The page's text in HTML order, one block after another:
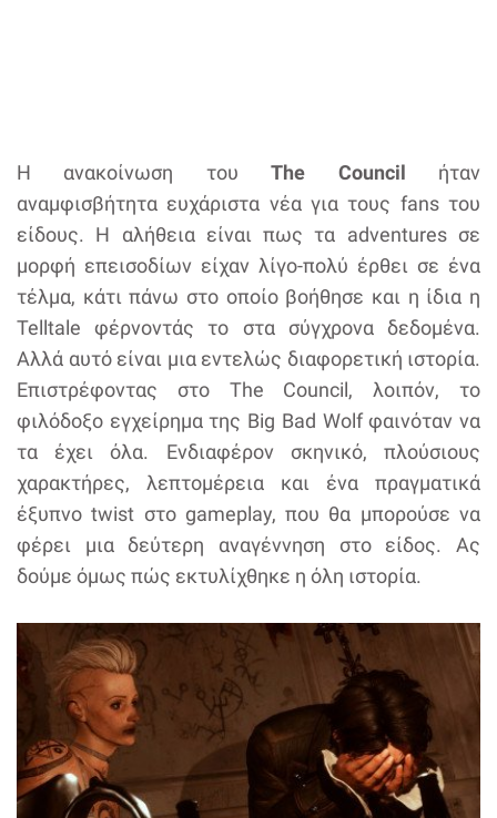
Η ανακοίνωση τουThe Council ήταν
αναμφισβήτητα ευχάριστα νέα για τους fans του
είδους. Η αλήθεια είναι πως τα adventures σε
μορφή επεισοδίων είχαν λίγο-πολύ έρθει σε ένα
τέλμα, κάτι πάνω στο οποίο βοήθησε και η ίδια η
Telltale φέρνοντάς το στα σύγχρονα δεδομένα.
Αλλά αυτό είναι μια εντελώς διαφορετική ιστορία.
Επιστρέφοντας στο The Council, λοιπόν, το
φιλόδοξο εγχείρημα της Big Bad Wolf φαινόταν να
τα έχει όλα. Ενδιαφέρον σκηνικό, πλούσιους
χαρακτήρες, λεπτομέρεια και ένα πραγματικά
έξυπνο twist στο gameplay, που θα μπορούσε να
φέρει μια δεύτερη αναγέννηση στο είδος. Ας
δούμε όμως πώς εκτυλίχθηκε η όλη ιστορία.